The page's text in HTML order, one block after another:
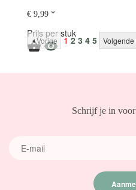
€ 9,99 *
Prijs per stuk

Vorige 1 23 4 5 Volgende
Schrijf je in